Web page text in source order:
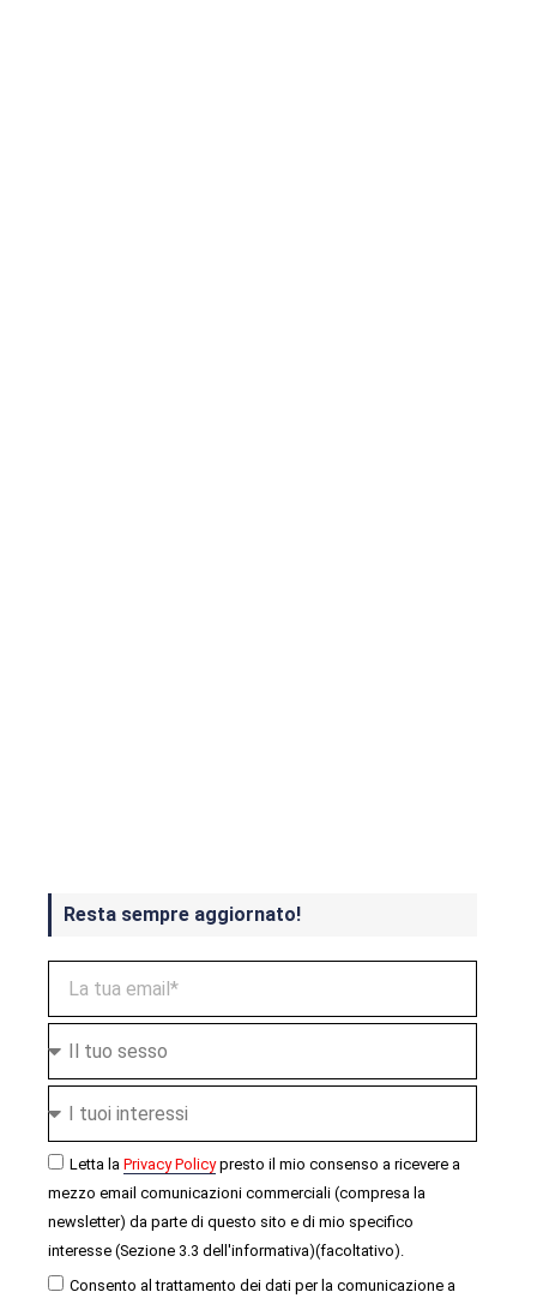
Resta sempre aggiornato!
Letta la Privacy Policypresto il mio consenso a ricevere a
mezzo email comunicazioni commerciali (compresa la
newsletter) da parte di questo sito e di mio specifico
interesse (Sezione 3.3 dell'informativa)(facoltativo).
Consento al trattamento dei dati per la comunicazione a